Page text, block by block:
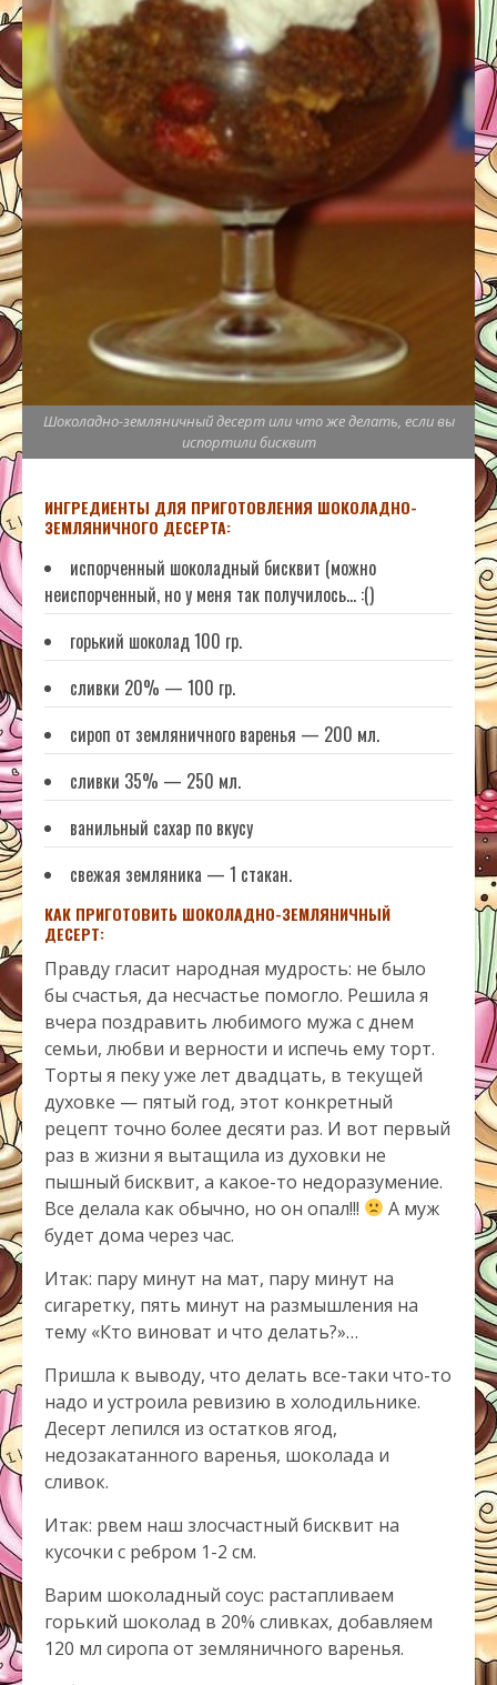
Шоколадно-земляничный десерт или что же делать, если вы
испортили бисквит
ИНГРЕДИЕНТЫ ДЛЯ ПРИГОТОВЛЕНИЯ ШОКОЛАДНО-
ЗЕМЛЯНИЧНОГО ДЕСЕРТА:
испорченный шоколадный бисквит (можно
неиспорченный, но у меня так получилось… :()
горький шоколад 100 гр.
сливки 20% — 100 гр.
сироп от земляничного варенья — 200 мл.
сливки 35% — 250 мл.
ванильный сахар по вкусу
свежая земляника — 1 стакан.
КАК ПРИГОТОВИТЬ ШОКОЛАДНО-ЗЕМЛЯНИЧНЫЙ
ДЕСЕРТ:
Правду гласит народная мудрость: не было
бы счастья, да несчастье помогло. Решила я
вчера поздравить любимого мужа с днем
семьи, любви и верности и испечь ему торт.
Торты я пеку уже лет двадцать, в текущей
духовке — пятый год, этот конкретный
рецепт точно более десяти раз. И вот первый
раз в жизни я вытащила из духовки не
пышный бисквит, а какое-то недоразумение.
Все делала как обычно, но он опал!!!
А муж
будет дома через час.
Итак: пару минут на мат, пару минут на
сигаретку, пять минут на размышления на
тему «Кто виноват и что делать?»…
Пришла к выводу, что делать все-таки что-то
надо и устроила ревизию в холодильнике.
Десерт лепился из остатков ягод,
недозакатанного варенья, шоколада и
сливок.
Итак: рвем наш злосчастный бисквит на
кусочки с ребром 1-2 см.
Варим шоколадный соус: растапливаем
горький шоколад в 20% сливках, добавляем
120 мл сиропа от земляничного варенья.